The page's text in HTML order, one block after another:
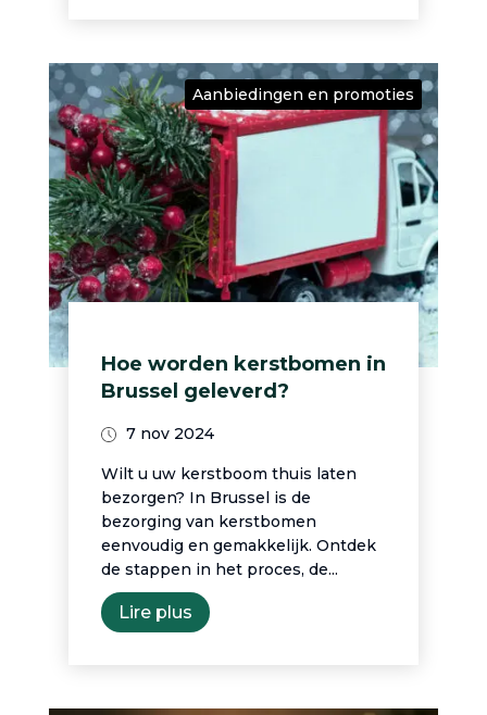
Aanbiedingen en promoties
Hoe worden kerstbomen in
Brussel geleverd?
7 nov 2024
Wilt u uw kerstboom thuis laten
bezorgen? In Brussel is de
bezorging van kerstbomen
eenvoudig en gemakkelijk. Ontdek
de stappen in het proces, de...
Lire plus